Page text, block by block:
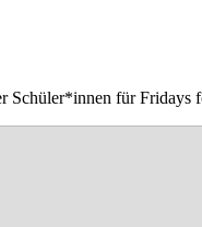
Schüler*innen für Fridays